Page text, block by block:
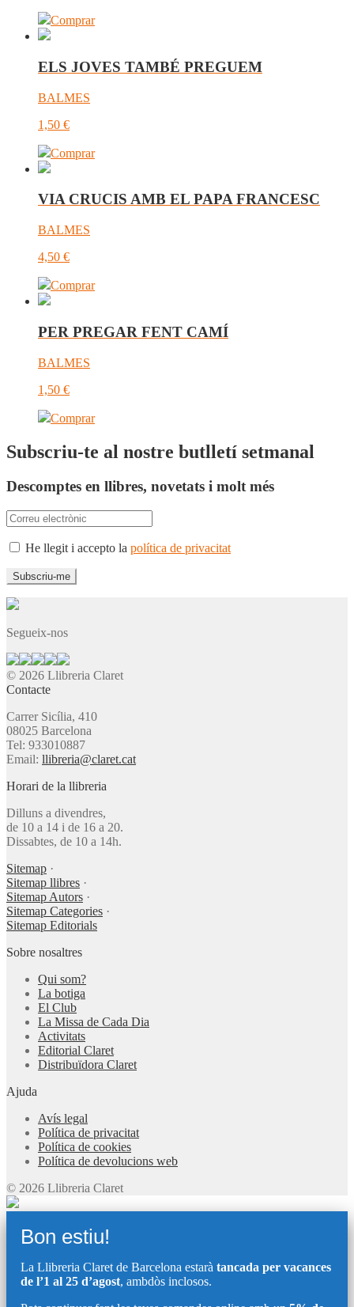
Comprar
ELS JOVES TAMBÉ PREGUEM
BALMES
1,50 €
Comprar
VIA CRUCIS AMB EL PAPA FRANCESC
BALMES
4,50 €
Comprar
PER PREGAR FENT CAMÍ
BALMES
1,50 €
Comprar
Subscriu-te al nostre butlletí setmanal
Descomptes en llibres, novetats i molt més
He llegit i accepto la política de privacitat
Segueix-nos
© 2026 Llibreria Claret
Contacte
Carrer Sicília, 410
08025 Barcelona
Tel: 933010887
Email: llibreria@claret.cat
Horari de la llibreria
Dilluns a divendres,
de 10 a 14 i de 16 a 20.
Dissabtes, de 10 a 14h.
Sitemap ·
Sitemap llibres ·
Sitemap Autors ·
Sitemap Categories ·
Sitemap Editorials
Sobre nosaltres
Qui som?
La botiga
El Club
La Missa de Cada Dia
Activitats
Editorial Claret
Distribuïdora Claret
Ajuda
Avís legal
Política de privacitat
Política de cookies
Política de devolucions web
© 2026 Llibreria Claret
Bon estiu!
La Llibreria Claret de Barcelona estarà tancada per vacances
de l’1 al 25 d’agost, ambdòs inclosos.